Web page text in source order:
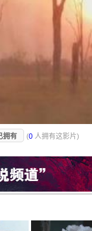
拥有 (0 人拥有这影片)